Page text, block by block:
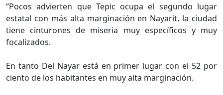
“Pocos advierten que Tepic ocupa el segundo lugar
estatal con más alta marginación en Nayarit, la ciudad
tiene cinturones de miseria muy específicos y muy
focalizados.
En tanto Del Nayar está en primer lugar con el 52 por
ciento de los habitantes en muy alta marginación.